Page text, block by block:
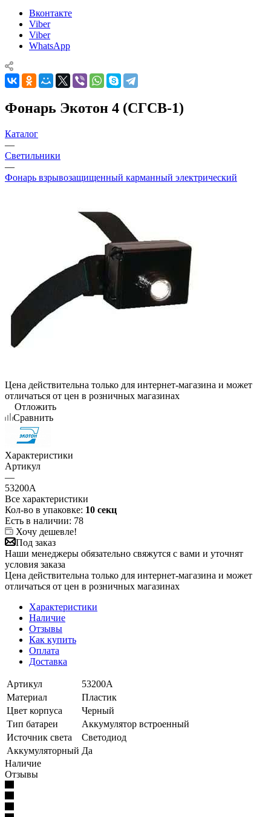
Вконтакте
Viber
Viber
WhatsApp
Фонарь Экотон 4 (СГСВ-1)
Каталог
—
Светильники
—
Фонарь взрывозащищенный карманный электрический
Цена действительна только для интернет-магазина и может
отличаться от цен в розничных магазинах
Отложить
Сравнить
Характеристики
Артикул
—
53200А
Все характеристики
Кол-во в упаковке: 10 секц
Есть в наличии: 78
Хочу дешевле!
Под заказ
Наши менеджеры обязательно свяжутся с вами и уточнят
условия заказа
Цена действительна только для интернет-магазина и может
отличаться от цен в розничных магазинах
Характеристики
Наличие
Отзывы
Как купить
Оплата
Доставка
Артикул
53200А
Материал
Пластик
Цвет корпуса
Черный
Тип батареи
Аккумулятор встроенный
Источник света
Светодиод
Аккумуляторный Да
Наличие
Отзывы